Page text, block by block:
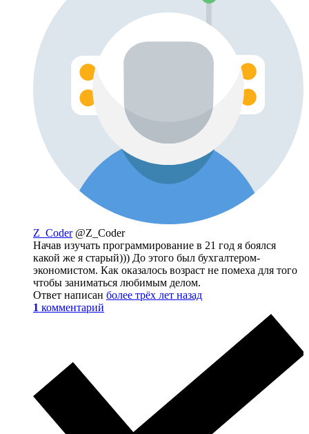
Z_Coder @Z_Coder
Начав изучать программирование в 21 год я боялся
какой же я старый))) До этого был бухгалтером-
экономистом. Как оказалось возраст не помеха для того
чтобы заниматься любимым делом.
Ответ написан более трёх лет назад
1 комментарий